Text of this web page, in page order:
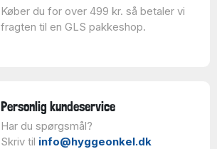
Køber du for over 499 kr. så betaler vi
fragten til en GLS pakkeshop.
Personlig kundeservice
Har du spørgsmål?
Skriv til info@hyggeonkel.dk